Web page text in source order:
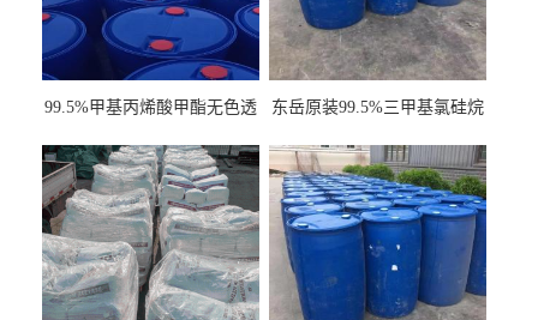
99.5%甲基丙烯酸甲酯无色透
东岳原装99.5%三甲基氯硅烷